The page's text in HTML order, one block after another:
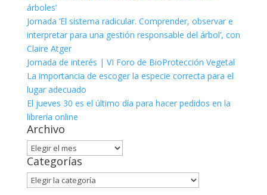
árboles’
Jornada ‘El sistema radicular. Comprender, observar e
interpretar para una gestión responsable del árbol’, con
Claire Atger
Jornada de interés | VI Foro de BioProtección Vegetal
La importancia de escoger la especie correcta para el
lugar adecuado
El jueves 30 es el último día para hacer pedidos en la
librería online
Archivo
Archivo
Categorías
Categorías